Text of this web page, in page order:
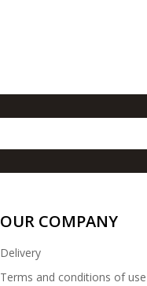
OUR COMPANY
Delivery
Terms and conditions of use